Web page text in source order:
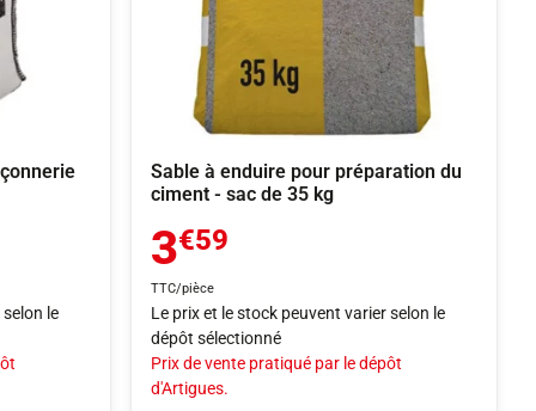
le
Sable à enduire pour préparation du
ciment - sac de 35 kg
3€59
TTC/pièce
Le prix et le stock peuvent varier selon le
dépôt sélectionné
Prix de vente pratiqué par le dépôt
d'Artigues.